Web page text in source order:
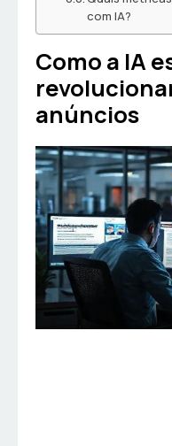
com IA?
Como a IA
anúncios